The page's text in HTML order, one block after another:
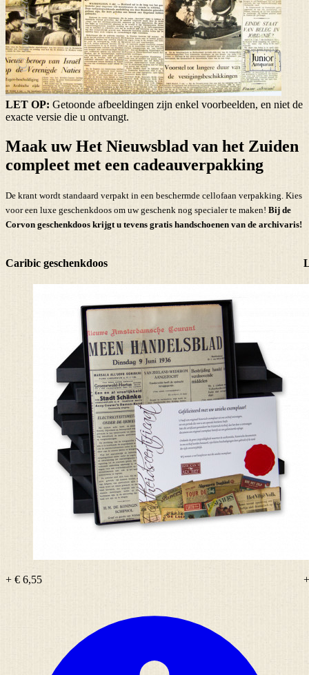
LET OP: Getoonde afbeeldingen zijn enkel voorbeelden, en niet de
exacte versie die u ontvangt.
Maak uw Het Nieuwsblad van het Zuiden
compleet met een cadeauverpakking
De krant wordt standaard verpakt in een beschermde cellofaan verpakking. Kies
voor een luxe geschenkdoos om uw geschenk nog specialer te maken! Bij de
Corvon geschenkdoos krijgt u tevens gratis handschoenen van de archivaris!
Caribic geschenkdoos
+ € 6,55